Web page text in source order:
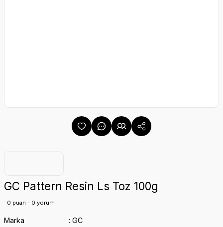
GC Pattern Resin Ls Toz 100g
0 puan - 0 yorum
Marka
GC